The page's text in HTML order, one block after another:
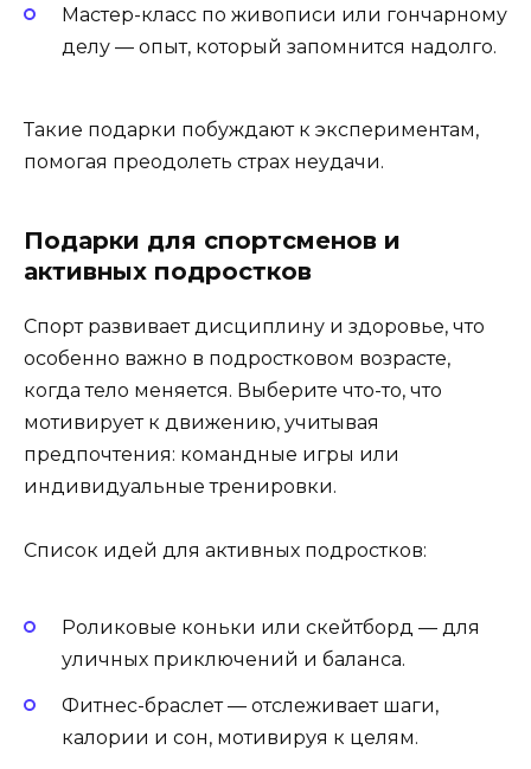
Мастер-класс по живописи или гончарному
делу — опыт, который запомнится надолго.
Такие подарки побуждают к экспериментам,
помогая преодолеть страх неудачи.
Подарки для спортсменов и
активных подростков
Спорт развивает дисциплину и здоровье, что
особенно важно в подростковом возрасте,
когда тело меняется. Выберите что-то, что
мотивирует к движению, учитывая
предпочтения: командные игры или
индивидуальные тренировки.
Список идей для активных подростков:
Роликовые коньки или скейтборд — для
уличных приключений и баланса.
Фитнес-браслет — отслеживает шаги,
калории и сон, мотивируя к целям.